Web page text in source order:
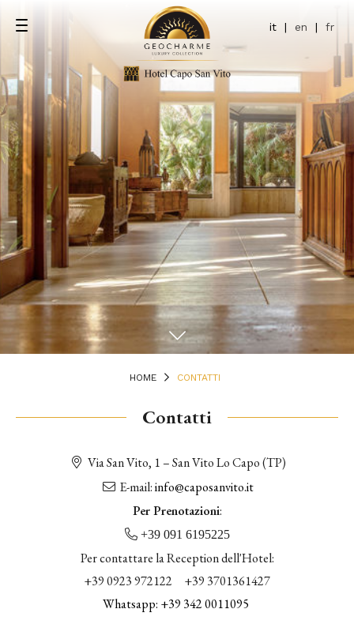
it | en | fr
HOME CONTATTI
Contatti
Via San Vito, 1 – San Vito Lo Capo (TP)
E-mail:info@caposanvito.it
Per Prenotazioni:
+39 091 6195225
Per contattare la Reception dell'Hotel:
+390923 972122 +39 3701361427
Whatsapp: +39 342 0011095